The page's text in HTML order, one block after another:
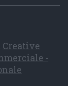
Creative
-